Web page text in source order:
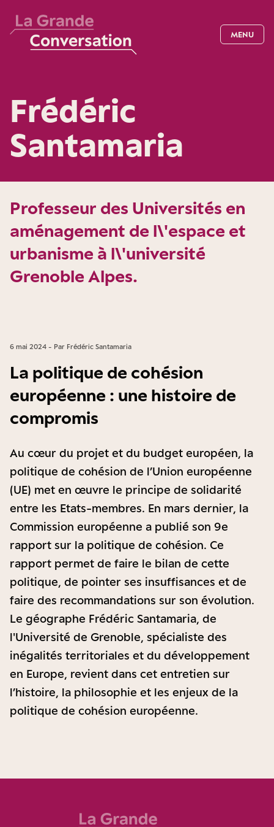
MENU
Frédéric
Santamaria
Professeur des Universités en
aménagement de l\'espace et
urbanisme à l\'université
Grenoble Alpes.
6 mai 2024 - Par Frédéric Santamaria
La politique de cohésion
européenne : une histoire de
compromis
Au cœur du projet et du budget européen, la
politique de cohésion de l’Union européenne
(UE) met en œuvre le principe de solidarité
entre les Etats-membres. En mars dernier, la
Commission européenne a publié son 9e
rapport sur la politique de cohésion. Ce
rapport permet de faire le bilan de cette
politique, de pointer ses insuffisances et de
faire des recommandations sur son évolution.
Le géographe Frédéric Santamaria, de
l'Université de Grenoble, spécialiste des
inégalités territoriales et du développement
en Europe, revient dans cet entretien sur
l’histoire, la philosophie et les enjeux de la
politique de cohésion européenne.